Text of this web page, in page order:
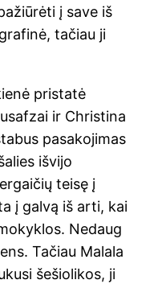
į save iš
tačiau ji
pristatė
ir Christina
pasakojimas
išvijo
teisę į
į galvą iš arti, kai
Nedaug
Tačiau Malala
šešiolikos, ji